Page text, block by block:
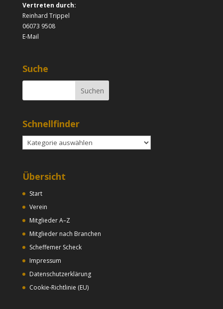
Vertreten durch:
Reinhard Trippel
06073 9508
E-Mail
Suche
Schnellfinder
Schnellfinder
Übersicht
Start
Verein
Mitglieder A–Z
Mitglieder nach Branchen
Scheffemer Scheck
Impressum
Datenschutzerklärung
Cookie-Richtlinie (EU)